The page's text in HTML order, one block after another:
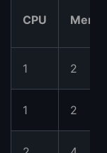
CPU
1 2
1 2